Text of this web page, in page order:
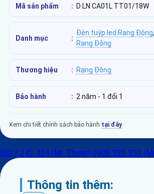
Mã sản phẩm : D LN CA01L TT01/18W
Danh mục :
Đèn tuýp led Rạng Đông,
Rạng Đông
Thương hiệu : Rạng Đông
Bảo hành : 2 năm - 1 đổi 1
Xem chi tiết chính sách bảo hành tại đây.
0827 242 424 (Mr. Thuận) 0908 535 353
Thông tin thêm: